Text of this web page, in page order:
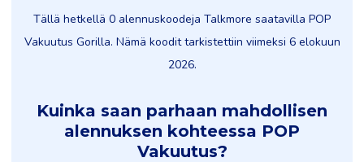
Tällä hetkellä 0 alennuskoodeja Talkmore saatavilla POP
Vakuutus Gorilla. Nämä koodit tarkistettiin viimeksi 6 elokuun
2026.
Kuinka saan parhaan mahdollisen
alennuksen kohteessa POP
Vakuutus?